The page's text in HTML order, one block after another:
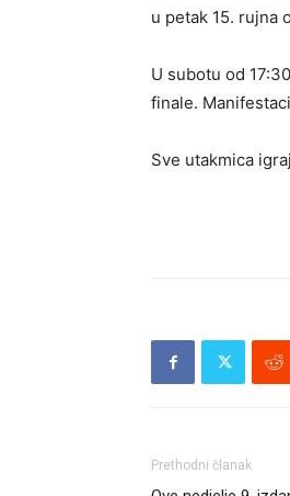
u petak 15. rujna
U subotu od
finale.
Sve utakmica
Prethodni članak